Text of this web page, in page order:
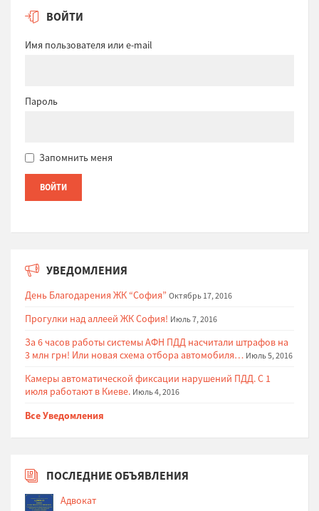
ВОЙТИ
Имя пользователя или e-mail
Пароль
Запомнить меня
УВЕДОМЛЕНИЯ
День Благодарения ЖК “София” Октябрь 17, 2016
Прогулки над аллеей ЖК София! Июль 7, 2016
За 6 часов работы системы АФН ПДД насчитали штрафов на
3 млн грн! Или новая схема отбора автомобиля… Июль 5, 2016
Камеры автоматической фиксации нарушений ПДД. С 1
июля работают в Киеве. Июль 4, 2016
Все Уведомления
ПОСЛЕДНИЕ ОБЪЯВЛЕНИЯ
Адвокат